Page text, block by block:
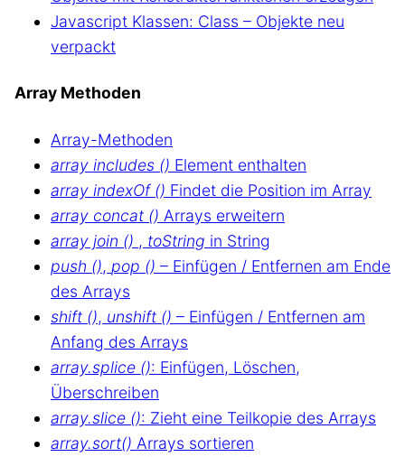
Javascript Klassen: Class – Objekte neu
verpackt
Array Methoden
Array-Methoden
array includes () Element enthalten
array indexOf () Findet die Position im Array
array concat () Arrays erweitern
array join () , toString in String
push (), pop () – Einfügen / Entfernen am Ende
des Arrays
shift (), unshift () – Einfügen / Entfernen am
Anfang des Arrays
array.splice (): Einfügen, Löschen,
Überschreiben
array.slice (): Zieht eine Teilkopie des Arrays
array.sort() Arrays sortieren